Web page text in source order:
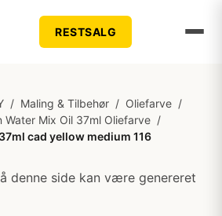
RESTSALG
/ Maling & Tilbehør / Oliefarve /
Water Mix Oil 37ml Oliefarve /
cad yellow medium 116
denne side kan være genereret